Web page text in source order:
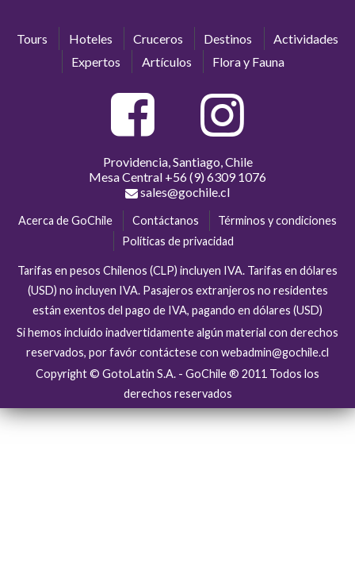
Tours Hoteles Cruceros Destinos
Actividades
Expertos
Artículos Flora y Fauna
Providencia, Santiago, Chile
Mesa Central +56 (9) 6309 1076
sales@gochile.cl
Acerca de GoChile Contáctanos
Términos y condiciones
Políticas de privacidad
Tarifas en pesos Chilenos (CLP) incluyen IVA. Tarifas en dólares
(USD) no incluyen IVA. Pasajeros extranjeros no residentes
están exentos del pago de IVA, pagando en dólares (USD)
Si hemos incluído inadvertidamente algún material con derechos
reservados, por favór contáctese con webadmin@gochile.cl
Copyright © GotoLatin S.A. - GoChile ® 2011 Todos los
derechos reservados